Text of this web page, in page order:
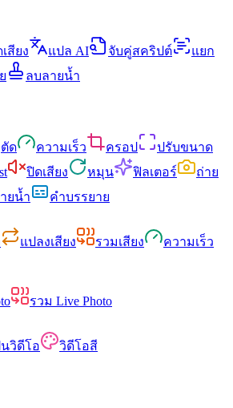
สียง แปล AI จับคู่สคริปต์
แยก
ลบลายน้ำ
ตัด ความเร็ว ครอป
ปรับขนาด
ปิดเสียง หมุน ฟิลเตอร์
ถ่าย
ยน้ำ
คำบรรยาย
แปลงเสียง รวมเสียง
ความเร็ว
รวม Live Photo
วิดีโอ
วิดีโอสี